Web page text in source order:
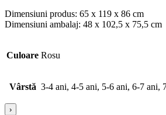
Dimensiuni produs: 65 x 119 x 86 cm
Dimensiuni ambalaj: 48 x 102,5 x 75,5 cm
Culoare Rosu
Vârstă 3-4 ani, 4-5 ani, 5-6 ani, 6-7 ani,
›